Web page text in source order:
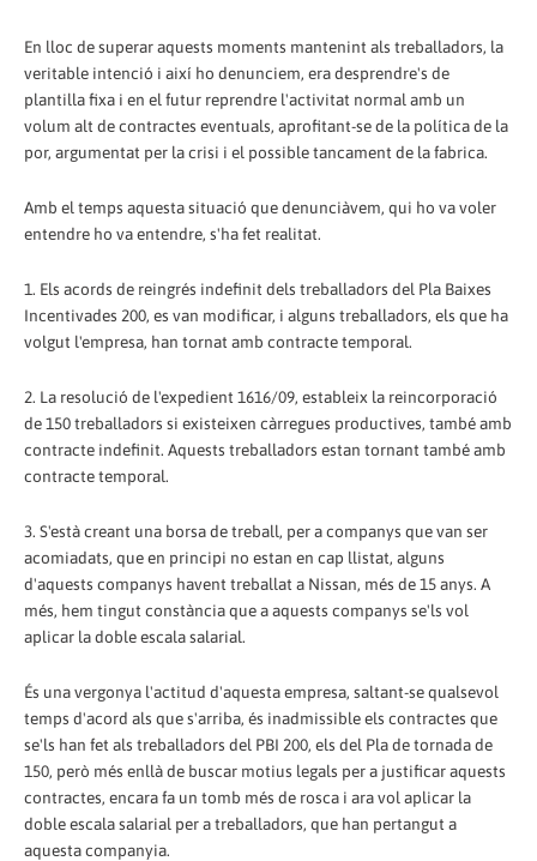
En lloc de superar aquests moments mantenint als treballadors, la
veritable intenció i així ho denunciem, era desprendre's de
plantilla fixa i en el futur reprendre l'activitat normal amb un
volum alt de contractes eventuals, aprofitant-se de la política de la
por, argumentat per la crisi i el possible tancament de la fabrica.
Amb el temps aquesta situació que denunciàvem, qui ho va voler
entendre ho va entendre, s'ha fet realitat.
1. Els acords de reingrés indefinit dels treballadors del Pla Baixes
Incentivades 200, es van modificar, i alguns treballadors, els que ha
volgut l'empresa, han tornat amb contracte temporal.
2. La resolució de l'expedient 1616/09, estableix la reincorporació
de 150 treballadors si existeixen càrregues productives, també amb
contracte indefinit. Aquests treballadors estan tornant també amb
contracte temporal.
3. S'està creant una borsa de treball, per a companys que van ser
acomiadats, que en principi no estan en cap llistat, alguns
d'aquests companys havent treballat a Nissan, més de 15 anys. A
més, hem tingut constància que a aquests companys se'ls vol
aplicar la doble escala salarial.
És una vergonya l'actitud d'aquesta empresa, saltant-se qualsevol
temps d'acord als que s'arriba, és inadmissible els contractes que
se'ls han fet als treballadors del PBI 200, els del Pla de tornada de
150, però més enllà de buscar motius legals per a justificar aquests
contractes, encara fa un tomb més de rosca i ara vol aplicar la
doble escala salarial per a treballadors, que han pertangut a
aquesta companyia.